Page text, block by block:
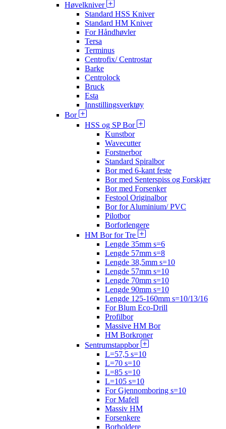
Høvelkniver
Standard HSS Kniver
Standard HM Kniver
For Håndhøvler
Tersa
Terminus
Centrofix/ Centrostar
Barke
Centrolock
Bruck
Esta
Innstillingsverktøy
Bor
HSS og SP Bor
Kunstbor
Wavecutter
Forstnerbor
Standard Spiralbor
Bor med 6-kant feste
Bor med Senterspiss og Forskjær
Bor med Forsenker
Festool Originalbor
Bor for Aluminium/ PVC
Pilotbor
Borforlengere
HM Bor for Tre
Lengde 35mm s=6
Lengde 57mm s=8
Lengde 38,5mm s=10
Lengde 57mm s=10
Lengde 70mm s=10
Lengde 90mm s=10
Lengde 125-160mm s=10/13/16
For Blum Eco-Drill
Profilbor
Massive HM Bor
HM Borkroner
Sentrumstappbor
L=57,5 s=10
L=70 s=10
L=85 s=10
L=105 s=10
For Gjennomboring s=10
For Mafell
Massiv HM
Forsenkere
Borholdere